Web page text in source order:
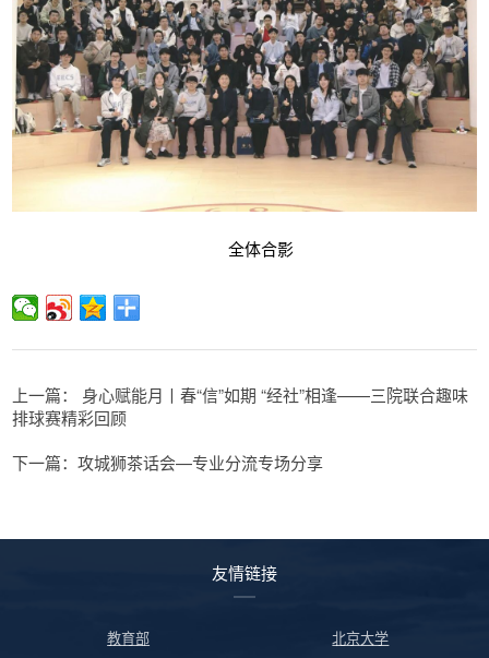
全体合影
上一篇： 身心赋能月丨春“信”如期 “经社”相逢——三院联合趣味
排球赛精彩回顾
下一篇：攻城狮茶话会—专业分流专场分享
友情链接
教育部
北京大学